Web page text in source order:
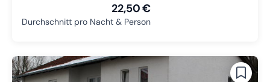
22,50 €
Durchschnitt pro Nacht & Person